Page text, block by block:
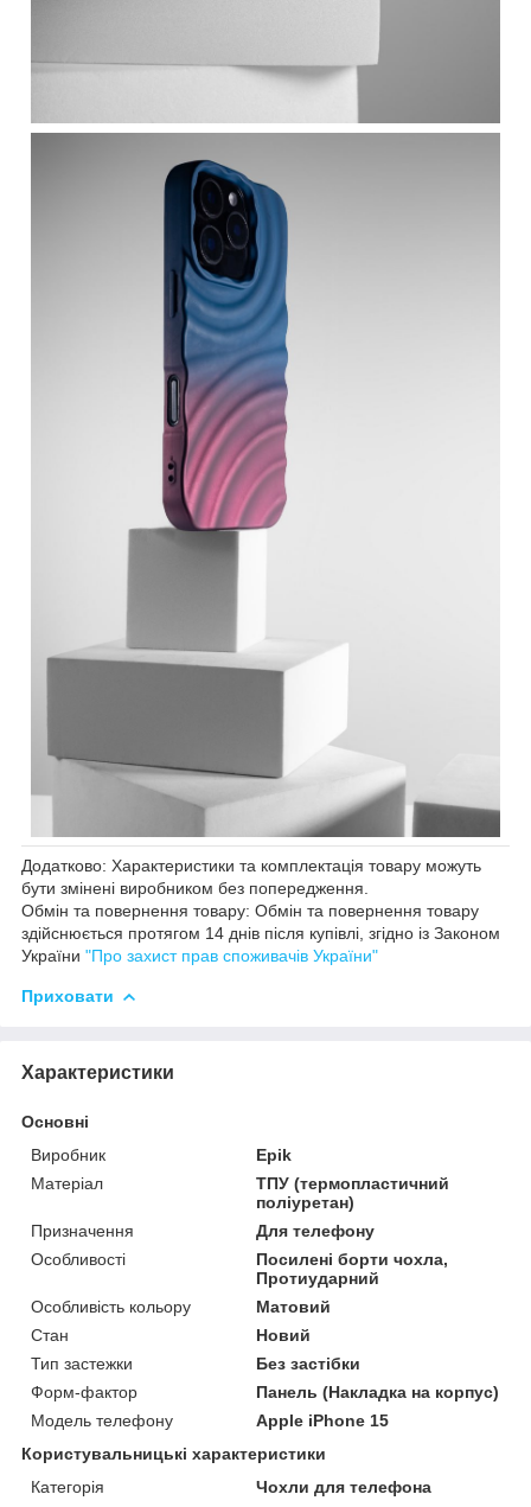
Додатково: Характеристики та комплектація товару можуть
бути змінені виробником без попередження.
Обмін та повернення товару: Обмін та повернення товару
здійснюється протягом 14 днів після купівлі, згідно із Законом
України "Про захист прав споживачів України"
Приховати
Характеристики
Основні
Виробник
Epik
Матеріал
ТПУ (термопластичний
поліуретан)
Призначення
Для телефону
Особливості
Посилені борти чохла,
Протиударний
Особливість кольору
Матовий
Стан
Новий
Тип застежки
Без застібки
Форм-фактор
Панель (Накладка на корпус)
Модель телефону
Apple iPhone 15
Користувальницькі характеристики
Категорія
Чохли для телефона